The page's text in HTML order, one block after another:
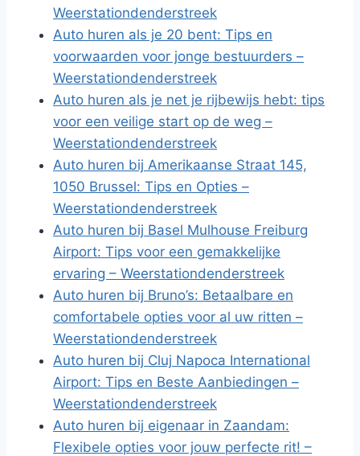
Weerstationdenderstreek
Auto huren als je 20 bent: Tips en
voorwaarden voor jonge bestuurders –
Weerstationdenderstreek
Auto huren als je net je rijbewijs hebt: tips
voor een veilige start op de weg –
Weerstationdenderstreek
Auto huren bij Amerikaanse Straat 145,
1050 Brussel: Tips en Opties –
Weerstationdenderstreek
Auto huren bij Basel Mulhouse Freiburg
Airport: Tips voor een gemakkelijke
ervaring – Weerstationdenderstreek
Auto huren bij Bruno’s: Betaalbare en
comfortabele opties voor al uw ritten –
Weerstationdenderstreek
Auto huren bij Cluj Napoca International
Airport: Tips en Beste Aanbiedingen –
Weerstationdenderstreek
Auto huren bij eigenaar in Zaandam:
Flexibele opties voor jouw perfecte rit! –